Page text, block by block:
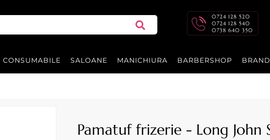
0724 128 520
0724 128 540
0738 640 350
CONSUMABILE SALOANE MANICHIURA BARBERSHOP
Pamatuf frizerie - Long John